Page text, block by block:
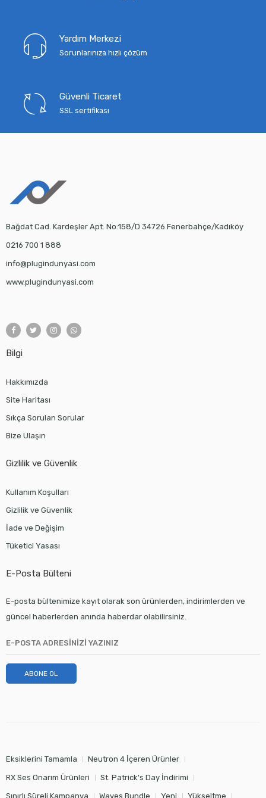
Yardım Merkezi
Sorunlarınıza hızlı çözüm
Güvenli Ticaret
SSL sertifikası
Bağdat Cad. Kardeşler Apt. No:158/D 34726 Fenerbahçe/Kadıköy
0216 700 1 888
info@plugindunyasi.com
www.plugindunyasi.com
Bilgi
Hakkımızda
Site Haritası
Sıkça Sorulan Sorular
Bize Ulaşın
Gizlilik ve Güvenlik
Kullanım Koşulları
Gizlilik ve Güvenlik
İade ve Değişim
Tüketici Yasası
E-Posta Bülteni
E-posta bültenimize kayıt olarak son ürünlerden, indirimlerden ve
güncel haberlerden anında haberdar olabilirsiniz.
ABONE OL
Eksiklerini Tamamla Neutron 4 İçeren Ürünler
RX Ses Onarım Ürünleri St. Patrick's Day İndirimi
Sınırlı Süreli Kampanya Waves Bundle Yeni Yükseltme